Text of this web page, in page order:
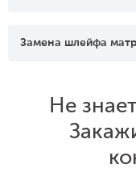
Замена шлейфа
Не